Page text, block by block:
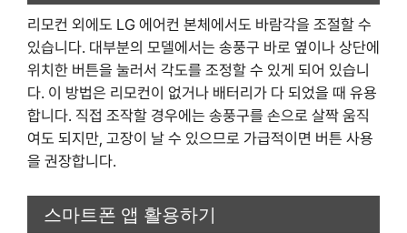
리모컨 외에도 LG 에어컨 본체에서도 바람각을 조절할 수
있습니다. 대부분의 모델에서는 송풍구 바로 옆이나 상단에
위치한 버튼을 눌러서 각도를 조정할 수 있게 되어 있습니
다. 이 방법은 리모컨이 없거나 배터리가 다 되었을 때 유용
합니다. 직접 조작할 경우에는 송풍구를 손으로 살짝 움직
여도 되지만, 고장이 날 수 있으므로 가급적이면 버튼 사용
을 권장합니다.
스마트폰 앱 활용하기